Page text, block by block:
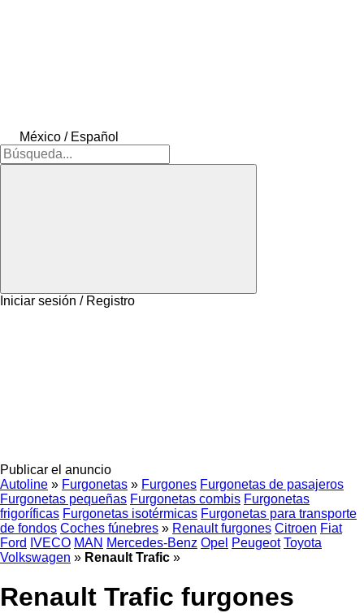
México / Español
Iniciar sesión / Registro
Publicar el anuncio
Autoline » Furgonetas » Furgones Furgonetas de pasajeros
Furgonetas pequeñas Furgonetas combis Furgonetas
frigoríficas Furgonetas isotérmicas Furgonetas para transporte
de fondos Coches fúnebres » Renault furgones Citroen Fiat
Ford IVECO MAN Mercedes-Benz Opel Peugeot Toyota
Volkswagen » Renault Trafic »
Renault Trafic furgones